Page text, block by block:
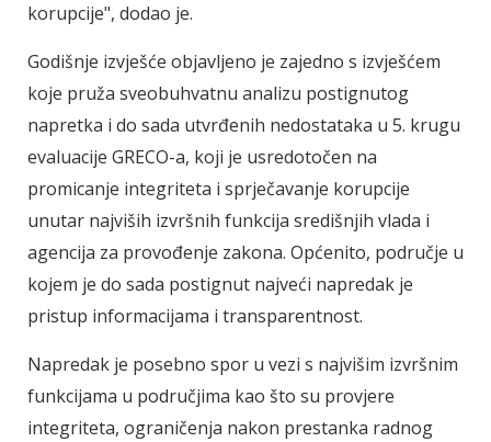
korupcije", dodao je.
Godišnje izvješće objavljeno je zajedno s izvješćem
koje pruža sveobuhvatnu analizu postignutog
napretka i do sada utvrđenih nedostataka u 5. krugu
evaluacije GRECO-a, koji je usredotočen na
promicanje integriteta i sprječavanje korupcije
unutar najviših izvršnih funkcija središnjih vlada i
agencija za provođenje zakona. Općenito, područje u
kojem je do sada postignut najveći napredak je
pristup informacijama i transparentnost.
Napredak je posebno spor u vezi s najvišim izvršnim
funkcijama u područjima kao što su provjere
integriteta, ograničenja nakon prestanka radnog